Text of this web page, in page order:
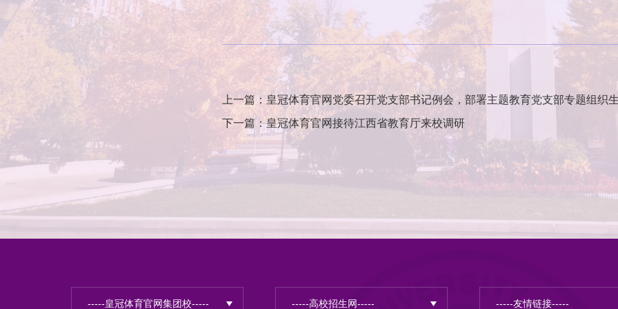
上一篇：皇冠体育官网党委召开党支部书记例会，部署主题教育党支部专题组织
下一篇：皇冠体育官网接待江西省教育厅来校调研